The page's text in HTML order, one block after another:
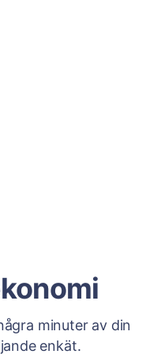
minuter av din
enkät.